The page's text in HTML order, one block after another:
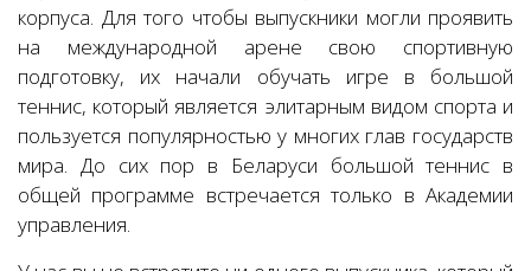
корпуса. Для того чтобы выпускники могли проявить
на международной арене свою спортивную
подготовку, их начали обучать игре в большой
теннис, который является элитарным видом спорта и
пользуется популярностью у многих глав государств
мира. До сих пор в Беларуси большой теннис в
общей программе встречается только в Академии
управления.